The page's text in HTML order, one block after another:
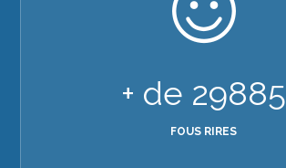
+ de 29885
FOUS RIRES